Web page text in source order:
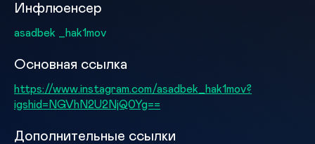
Инфлюенсер
asadbek _hak1mov
Основная ссылка
https://www.instagram.com/asadbek_hak1mov?
igshid=NGVhN2U2NjQ0Yg==
Дополнительные ссылки